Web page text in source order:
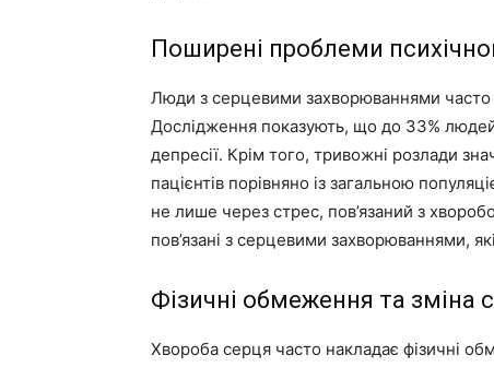
Поширені проблеми
Люди з серцевими захворюваннями часто
Дослідження показують, що до 33%
депресії. Крім того, тривожні розлади
пацієнтів порівняно із загальною
не лише через стрес, пов’язаний з
пов’язані з серцевими захворюваннями,
Фізичні обмеження та зміна
Хвороба серця часто накладає фізичні